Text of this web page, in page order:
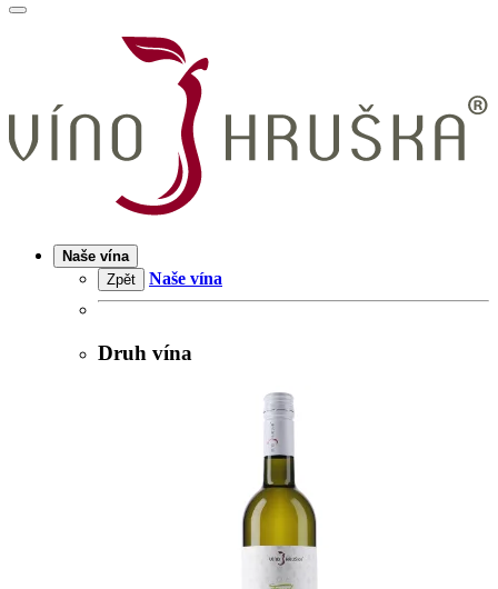
Naše vína
Zpět
Naše vína
Druh vína